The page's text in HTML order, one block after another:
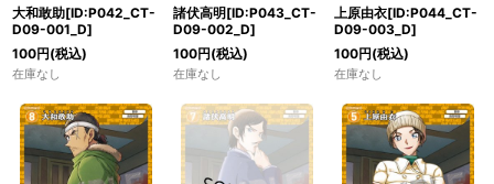
大和敢助[ID:P042_CT-
D09-001_D]
100円(税込)
在庫なし
諸伏高明[ID:P043_CT-
D09-002_D]
100円(税込)
在庫なし
上原由衣[ID:P044_CT-
D09-003_D]
100円(税込)
在庫なし